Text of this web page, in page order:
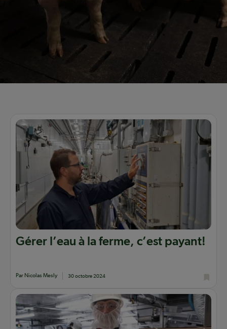
Gérer l’eau à la ferme, c’est payant!
Par Nicolas Mesly 30 octobre 2024